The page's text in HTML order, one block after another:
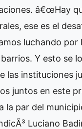
â€œHay
ese es el
luchando por
Y esto se
las instituciones
juntos en este
la par del
Luciano